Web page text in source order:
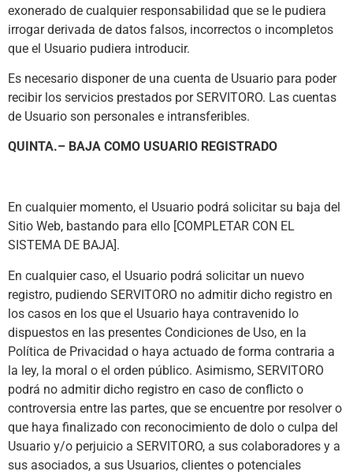
exonerado de cualquier responsabilidad que se le pudiera
irrogar derivada de datos falsos, incorrectos o incompletos
que el Usuario pudiera introducir.
Es necesario disponer de una cuenta de Usuario para poder
recibir los servicios prestados por SERVITORO. Las cuentas
de Usuario son personales e intransferibles.
QUINTA.– BAJA COMO USUARIO REGISTRADO
En cualquier momento, el Usuario podrá solicitar su baja del
Sitio Web, bastando para ello [COMPLETAR CON EL
SISTEMA DE BAJA].
En cualquier caso, el Usuario podrá solicitar un nuevo
registro, pudiendo SERVITORO no admitir dicho registro en
los casos en los que el Usuario haya contravenido lo
dispuestos en las presentes Condiciones de Uso, en la
Política de Privacidad o haya actuado de forma contraria a
la ley, la moral o el orden público. Asimismo, SERVITORO
podrá no admitir dicho registro en caso de conflicto o
controversia entre las partes, que se encuentre por resolver o
que haya finalizado con reconocimiento de dolo o culpa del
Usuario y/o perjuicio a SERVITORO, a sus colaboradores y a
sus asociados, a sus Usuarios, clientes o potenciales